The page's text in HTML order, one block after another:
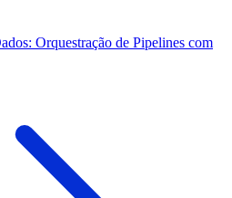
Orquestração de Pipelines com